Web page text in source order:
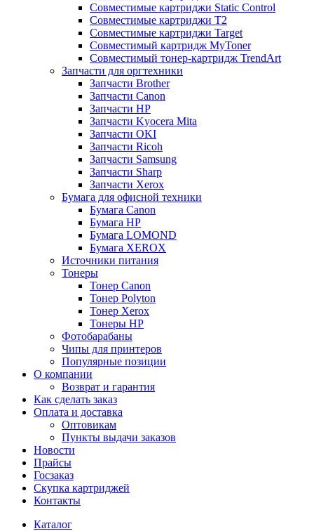
Совместимые картриджи Static Control
Совместимые картриджи T2
Совместимые картриджи Target
Совместимый картридж MyToner
Совместимый тонер-картридж TrendArt
Запчасти для оргтехники
Запчасти Brother
Запчасти Canon
Запчасти HP
Запчасти Kyocera Mita
Запчасти OKI
Запчасти Ricoh
Запчасти Samsung
Запчасти Sharp
Запчасти Xerox
Бумага для офисной техники
Бумага Canon
Бумага HP
Бумага LOMOND
Бумага XEROX
Источники питания
Тонеры
Тонер Canon
Тонер Polyton
Тонер Xerox
Тонеры HP
Фотобарабаны
Чипы для принтеров
Популярные позиции
О компании
Возврат и гарантия
Как сделать заказ
Оплата и доставка
Оптовикам
Пункты выдачи заказов
Новости
Прайсы
Госзаказ
Скупка картриджей
Контакты
Каталог